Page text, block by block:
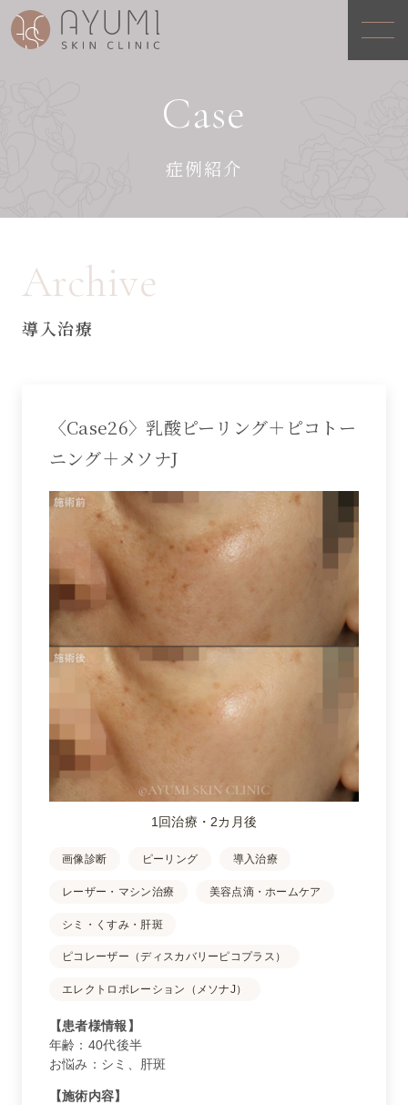
Case
症例紹介
Archive
導入治療
〈Case26〉乳酸ピーリング＋ピコトー
ニング＋メソナJ
1回治療・2カ月後
画像診断 ピーリング 導入治療
レーザー・マシン治療 美容点滴・ホームケア
シミ・くすみ・肝斑
ピコレーザー（ディスカバリーピコプラス）
エレクトロポレーション（メソナJ）
【患者様情報】
年齢：40代後半
お悩み：シミ、肝斑
【施術内容】